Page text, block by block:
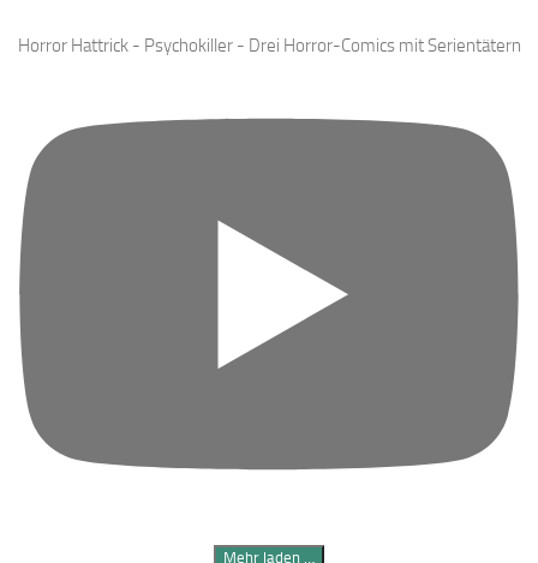
Horror Hattrick - Psychokiller - Drei Horror-Comics mit Serientätern
Mehr laden …